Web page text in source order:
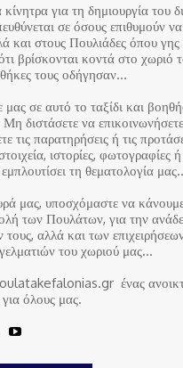
για τη δημιουργία του
σε όσους επιθυμούν
και στους Πουλιάδες όπου
βρίσκονται κοντά στο χωριό
τους οδήγησαν…
σε αυτό το ταξίδι και
Μη διστάσετε να
τις παρατηρήσεις ή τις
ιστορίες, φωτογραφίες
τη θεματολογία
μας, υποσχόμαστε να κάνουμε
των Πουλάτων, για την
αλλά και των
του χωριού μας…
ένας
για όλους μας.